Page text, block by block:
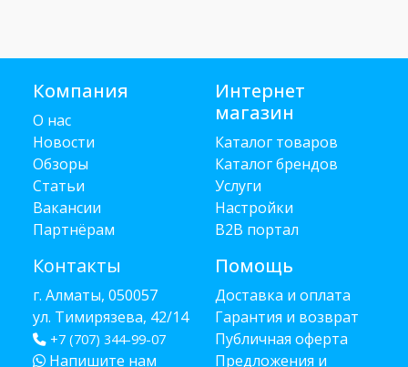
Компания
О нас
Новости
Обзоры
Статьи
Вакансии
Партнёрам
Контакты
г. Алматы, 050057
ул. Тимирязева, 42/14
+7 (707) 344-99-07
Напишите нам
Интернет
магазин
Каталог товаров
Каталог брендов
Услуги
Настройки
B2B портал
Помощь
Доставка и оплата
Гарантия и возврат
Публичная оферта
Предложения и